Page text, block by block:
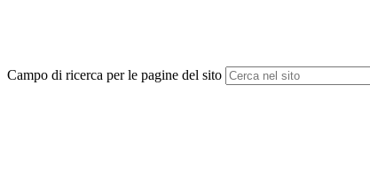
Campo di ricerca per le pagine del sito